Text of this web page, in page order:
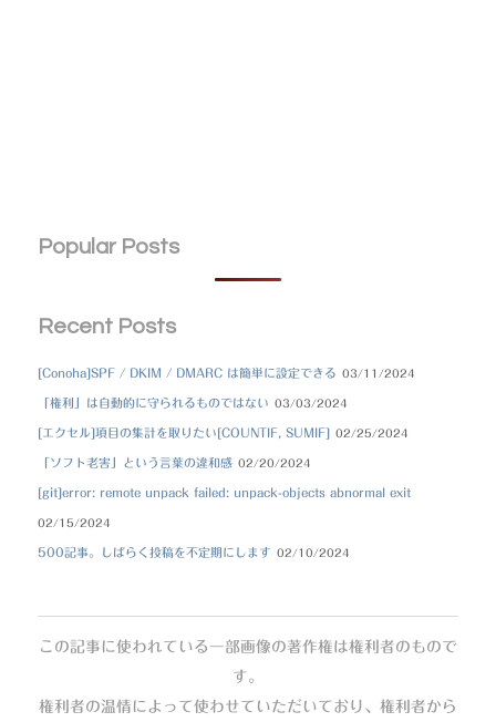
Popular Posts
Recent Posts
[Conoha]SPF / DKIM / DMARC は簡単に設定できる 03/11/2024
「権利」は自動的に守られるものではない 03/03/2024
[エクセル]項目の集計を取りたい[COUNTIF, SUMIF] 02/25/2024
「ソフト老害」という言葉の違和感 02/20/2024
[git]error: remote unpack failed: unpack-objects abnormal exit
02/15/2024
500記事。しばらく投稿を不定期にします 02/10/2024
この記事に使われている一部画像の著作権は権利者のもので
す。
権利者の温情によって使わせていただいており、権利者から